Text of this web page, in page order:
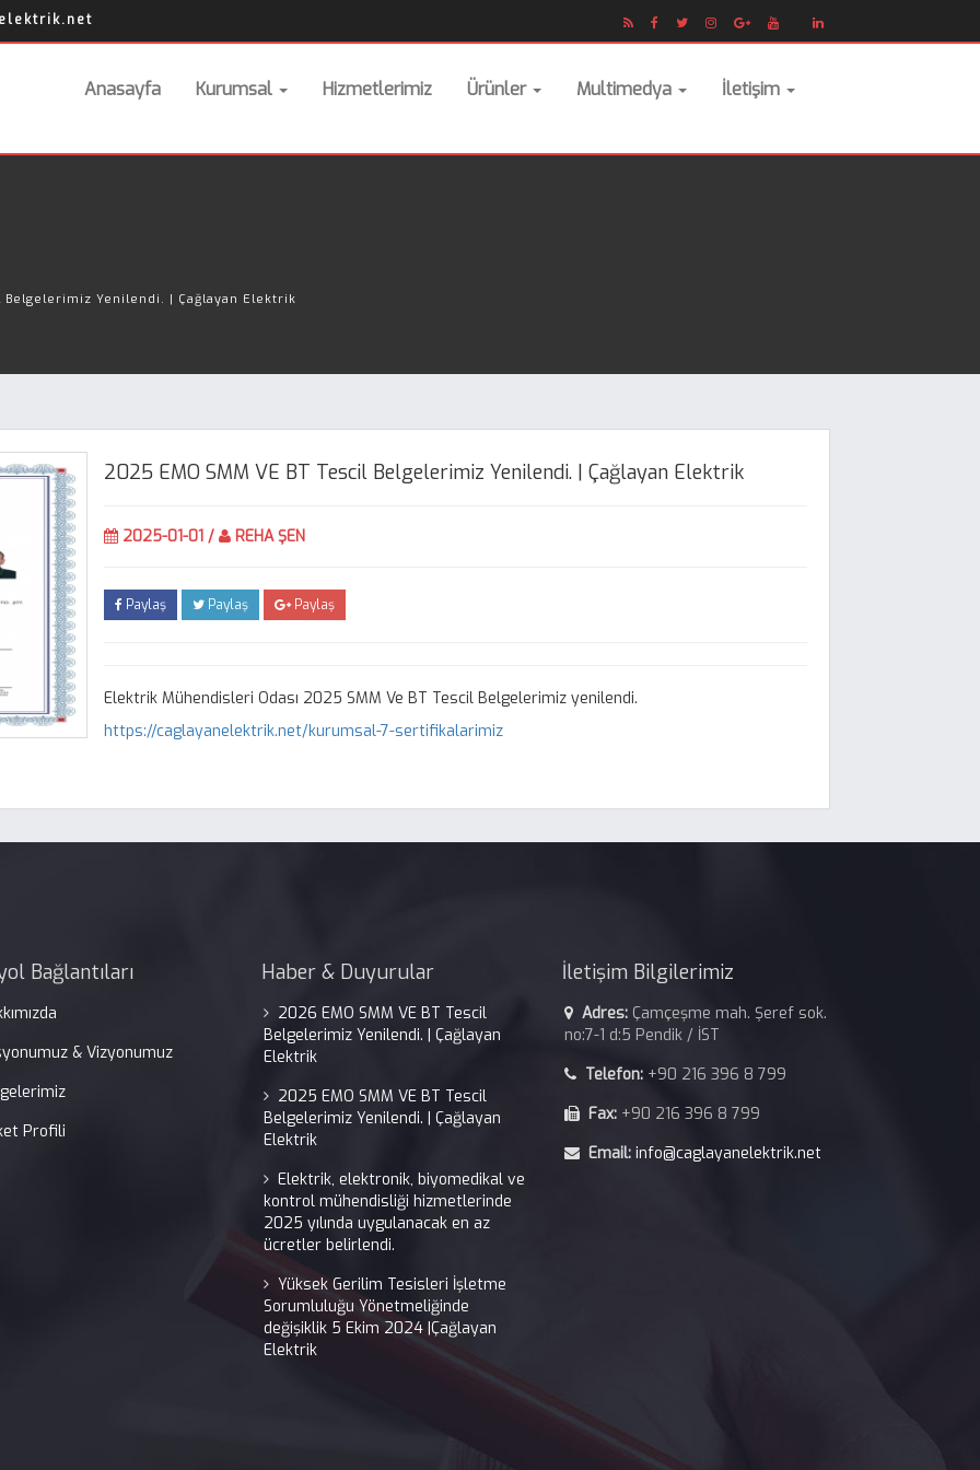
Anasayfa Kurumsal Hizmetlerimiz Ürünler Multimedya İletişim
Belgelerimiz Yenilendi. | Çağlayan Elektrik
2025 EMO SMM VE BT Tescil Belgelerimiz Yenilendi. | Çağlayan Elektrik
2025-01-01 / REHA ŞEN
Paylaş Paylaş Paylaş
Elektrik Mühendisleri Odası 2025 SMM Ve BT Tescil Belgelerimiz yenilendi.
https://caglayanelektrik.net/kurumsal-7-sertifikalarimiz
Bağlantıları
& Vizyonumuz
Profili
Haber & Duyurular
2026 EMO SMM VE BT Tescil
Belgelerimiz Yenilendi. | Çağlayan
Elektrik
2025 EMO SMM VE BT Tescil
Belgelerimiz Yenilendi. | Çağlayan
Elektrik
Elektrik, elektronik, biyomedikal ve
kontrol mühendisliği hizmetlerinde
2025 yılında uygulanacak en az
ücretler belirlendi.
Yüksek Gerilim Tesisleri İşletme
Sorumluluğu Yönetmeliğinde
değişiklik 5 Ekim 2024 |Çağlayan
Elektrik
İletişim Bilgilerimiz
Adres: Çamçeşme mah. Şeref sok.
no:7-1 d:5 Pendik / İST
Telefon: +90 216 396 8 799
Fax: +90 216 396 8 799
Email: info@caglayanelektrik.net